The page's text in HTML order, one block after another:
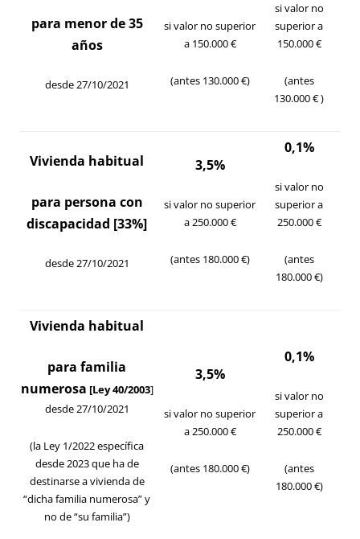
para menor de 35
años
desde 27/10/2021
si valor no superior
a 150.000 €
(antes 130.000 €)
si valor no
superior a
150.000 €
(antes
130.000 € )
Vivienda habitual
para persona con
discapacidad [33%]
desde 27/10/2021
3,5%
si valor no superior
a 250.000 €
(antes 180.000 €)
0,1%
si valor no
superior a
250.000 €
(antes
180.000 €)
Vivienda habitual
para familia
numerosa [Ley 40/2003]
desde 27/10/2021
(la Ley 1/2022 específica
desde 2023 que ha de
destinarse a vivienda de
“dicha familia numerosa” y
no de “su familia”)
3,5%
si valor no superior
a 250.000 €
(antes 180.000 €)
0,1%
si valor no
superior a
250.000 €
(antes
180.000 €)